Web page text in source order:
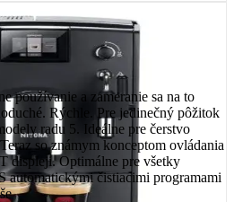
používanie a zameranie sa na to
Rýchle. Pre jedinečný pôžitok
radu 5. Ideálne pre čerstvo
so známym konceptom ovládania
Optimálne pre všetky
automatickými čistiacimi programami